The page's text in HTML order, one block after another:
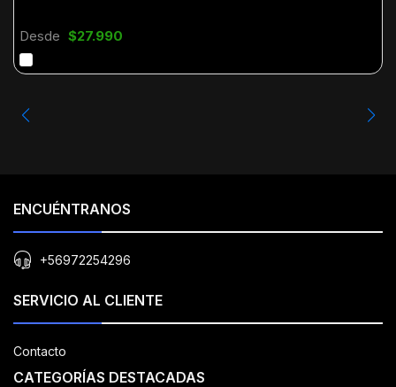
Desde $27.990
ENCUÉNTRANOS
+56972254296
SERVICIO AL CLIENTE
Contacto
CATEGORÍAS DESTACADAS